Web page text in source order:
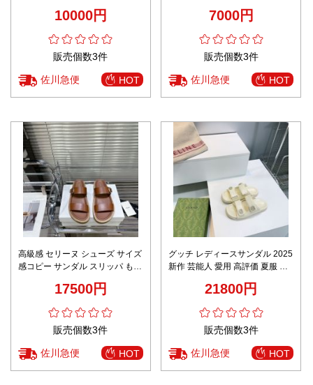
きやすい ブラック
10000円
販売個数3件
佐川急便 HOT
7000円
販売個数3件
佐川急便 HOT
高級感 セリーヌ シューズ サイズ
感コピー サンダル スリッパ もこ
17500円
販売個数3件
佐川急便 HOT
グッチ レディースサンダル 2025
新作 芸能人 愛用 高評価 夏服 コ
プルデザイン21800円
販売個数3件
佐川急便 HOT